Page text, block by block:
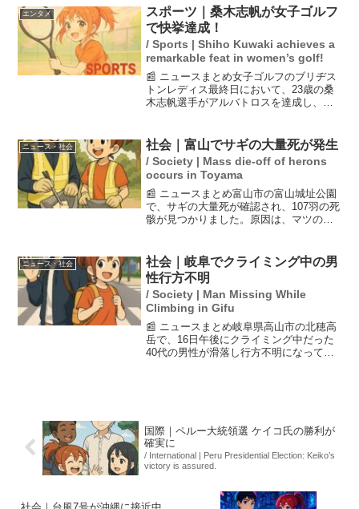
でおり、農家の厳しい現状が浮き彫りに
なっています。ふるさと...
エンタメ
スポーツ｜桑木志帆が女子ゴルフ
で快挙達成！
/ Sports | Shiho Kuwaki achieves a
remarkable feat in women’s golf!
📰 ニュースまとめ女子ゴルフのブリヂス
トンレディス最終日において、23歳の桑
木志帆選手がアルバトロスを達成し、観
で、桑木選手は残り200ヤードから4UTを
使用しての一打...
ニュース・社会 社会｜富山でサギの大量死が発生
/ Society | Mass die-off of herons
occurs in Toyama
📰 ニュースまとめ富山市の富山城址公園
で、サギの大量死が確認され、107羽の死
骸が見つかりました。原因は、マツの木
す。これにより、幼鳥がエサを得られ
ず、命を落としたとされ...
ニュース・社会
社会｜岐阜でクライミング中の男
性行方不明
/ Society | Man Missing While
Climbing in Gifu
📰 ニュースまとめ岐阜県高山市の北穂高
岳で、16日午後にクライミング中だった
40代の男性が滑落し行方不明になってい
国際｜ペルー大統領選 ケイコ氏の勝利が
確実に
/ International | Peru Presidential Election: Keiko’s
victory is assured.